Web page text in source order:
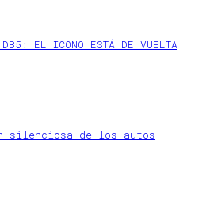
EL ICONO ESTÁ DE VUELTA
silenciosa de los autos